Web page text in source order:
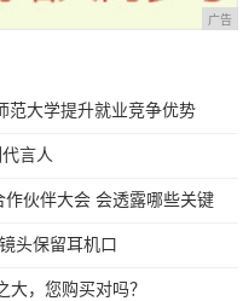
广告
范大学提升就业竞争优势
言人
作伙伴大会 会透露哪些关键
头保留耳机口
，您购买对吗？